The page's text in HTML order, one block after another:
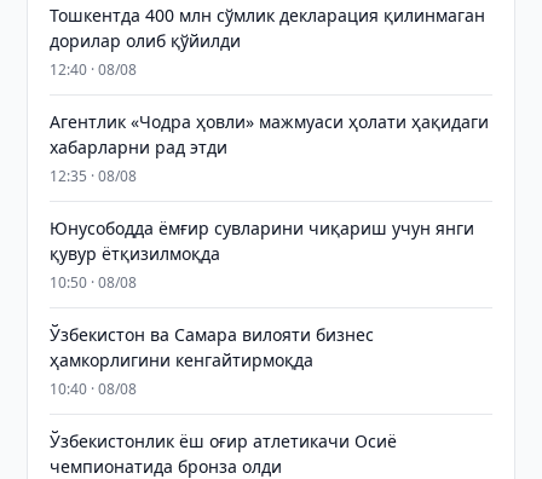
Тошкентда 400 млн сўмлик декларация қилинмаган
дорилар олиб қўйилди
12:40 · 08/08
Агентлик «Чодра ҳовли» мажмуаси ҳолати ҳақидаги
хабарларни рад этди
12:35 · 08/08
Юнусободда ёмғир сувларини чиқариш учун янги
қувур ётқизилмоқда
10:50 · 08/08
Ўзбекистон ва Самара вилояти бизнес
ҳамкорлигини кенгайтирмоқда
10:40 · 08/08
Ўзбекистонлик ёш оғир атлетикачи Осиё
чемпионатида бронза олди